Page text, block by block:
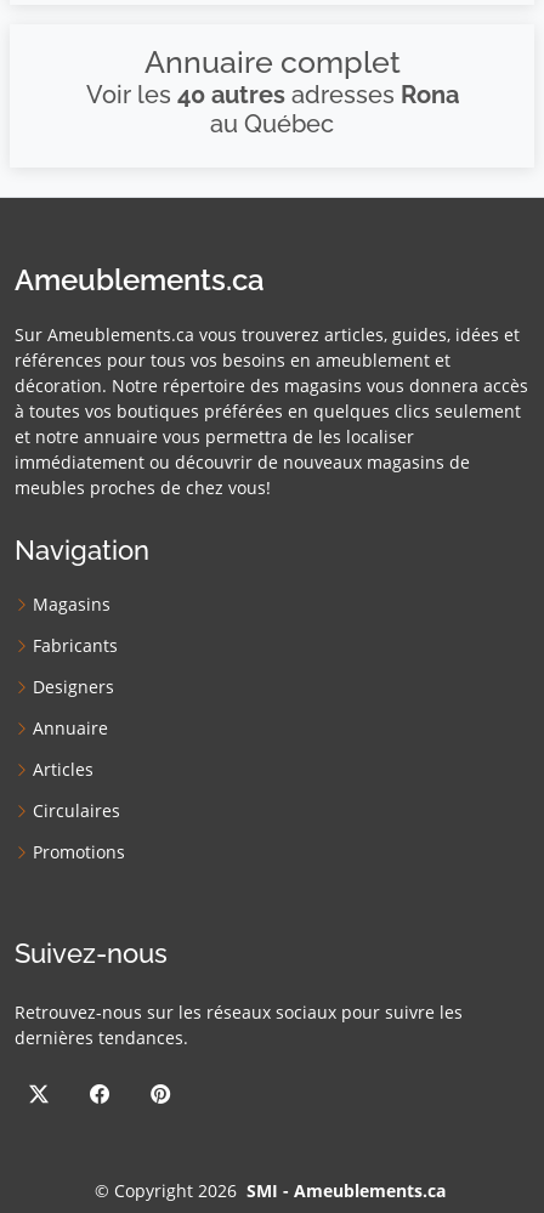
Annuaire complet
Voir les 40 autresadresses Rona
au Québec
Ameublements.ca
Sur Ameublements.ca vous trouverez articles, guides, idées et
références pour tous vos besoins en ameublement et
décoration. Notre répertoire des magasins vous donnera accès
à toutes vos boutiques préférées en quelques clics seulement
et notre annuaire vous permettra de les localiser
immédiatement ou découvrir de nouveaux magasins de
meubles proches de chez vous!
Navigation
Magasins
Fabricants
Designers
Annuaire
Articles
Circulaires
Promotions
Suivez-nous
Retrouvez-nous sur les réseaux sociaux pour suivre les
dernières tendances.
© Copyright 2026 SMI - Ameublements.ca